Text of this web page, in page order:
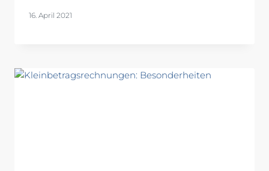
16. April 2021